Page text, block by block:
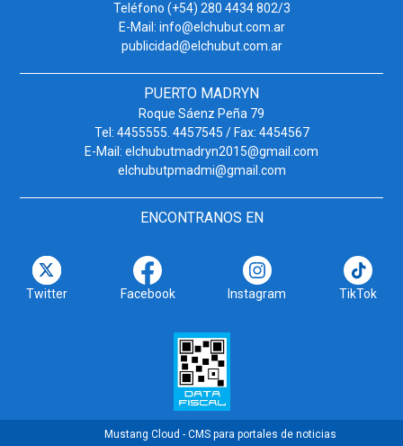
Teléfono (+54) 280 4434 802/3
E-Mail: info@elchubut.com.ar
publicidad@elchubut.com.ar
PUERTO MADRYN
Roque Sáenz Peña 79
Tel: 4455555. 4457545 / Fax: 4454567
E-Mail: elchubutmadryn2015@gmail.com
elchubutpmadmi@gmail.com
ENCONTRANOS EN
Twitter Facebook Instagram TikTok
Mustang Cloud - CMS para portales de noticias